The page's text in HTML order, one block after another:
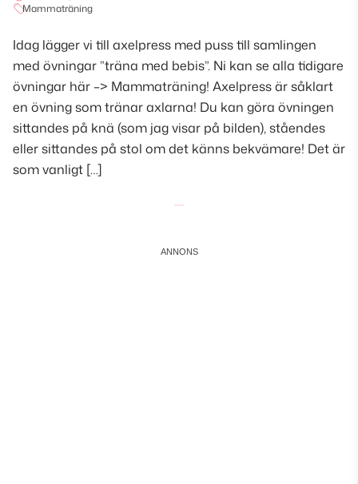
Mammaträning
Idag lägger vi till axelpress med puss till samlingen
med övningar ”träna med bebis”. Ni kan se alla tidigare
övningar här –> Mammaträning! Axelpress är såklart
en övning som tränar axlarna! Du kan göra övningen
sittandes på knä (som jag visar på bilden), ståendes
eller sittandes på stol om det känns bekvämare! Det är
som vanligt […]